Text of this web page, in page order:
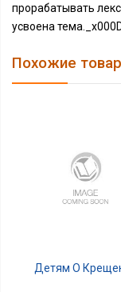
прорабатывать
усвоена
Похожие
Детям О